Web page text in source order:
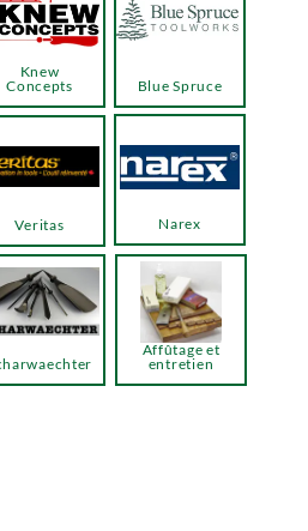
Knew
Concepts
Blue Spruce
Narex
Veritas
Affûtage et
entretien